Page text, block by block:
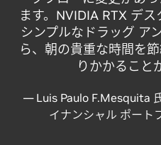
ます。NVIDIA RTX デ
シンプルなドラッグ ア
ら、朝の貴重な時間を
りかかること
— Luis Paulo F.Mesquita
イナンシャル ポート